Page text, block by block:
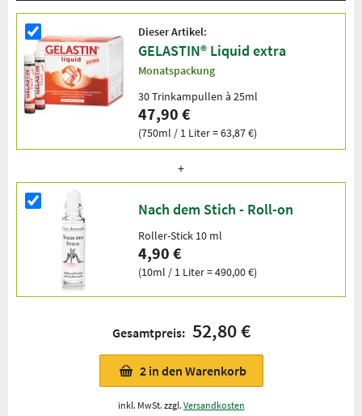
Dieser Artikel:
GELASTIN® Liquid extra
Monatspackung
30 Trinkampullen à 25ml
47,90 €
(750ml / 1 Liter = 63,87 €)
Nach dem Stich - Roll-on
Roller-Stick 10 ml
4,90 €
(10ml / 1 Liter = 490,00 €)
Gesamtpreis: 52,80 €
2 in den Warenkorb
inkl. MwSt. zzgl. Versandkosten